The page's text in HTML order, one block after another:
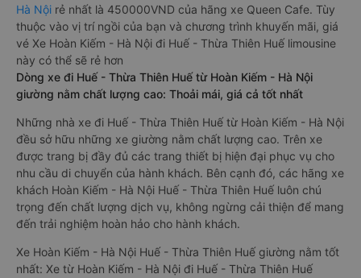
Hà Nội rẻ nhất là 450000VND của hãng xe Queen Cafe. Tùy
thuộc vào vị trí ngồi của bạn và chương trình khuyến mãi, giá
vé Xe Hoàn Kiếm - Hà Nội đi Huế - Thừa Thiên Huế limousine
này có thể sẽ rẻ hơn
Dòng xe đi Huế - Thừa Thiên Huế từ Hoàn Kiếm - Hà Nội
giường nằm chất lượng cao: Thoải mái, giá cả tốt nhất
Những nhà xe đi Huế - Thừa Thiên Huế từ Hoàn Kiếm - Hà Nội
đều sở hữu những xe giường nằm chất lượng cao. Trên xe
được trang bị đầy đủ các trang thiết bị hiện đại phục vụ cho
nhu cầu di chuyển của hành khách. Bên cạnh đó, các hãng xe
khách Hoàn Kiếm - Hà Nội Huế - Thừa Thiên Huế luôn chú
trọng đến chất lượng dịch vụ, không ngừng cải thiện để mang
đến trải nghiệm hoàn hảo cho hành khách.
Xe Hoàn Kiếm - Hà Nội Huế - Thừa Thiên Huế giường nằm tốt
nhất: Xe từ Hoàn Kiếm - Hà Nội đi Huế - Thừa Thiên Huế